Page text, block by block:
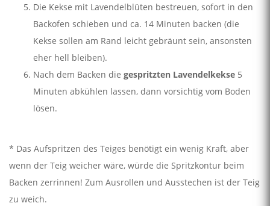
Die Kekse mit Lavendelblüten bestreuen, sofort in den
Backofen schieben und ca. 14 Minuten backen (die
Kekse sollen am Rand leicht gebräunt sein, ansonsten
eher hell bleiben).
Nach dem Backen die gespritzten Lavendelkekse 5
Minuten abkühlen lassen, dann vorsichtig vom Boden
lösen.
* Das Aufspritzen des Teiges benötigt ein wenig Kraft, aber
wenn der Teig weicher wäre, würde die Spritzkontur beim
Backen zerrinnen! Zum Ausrollen und Ausstechen ist der Teig
zu weich.